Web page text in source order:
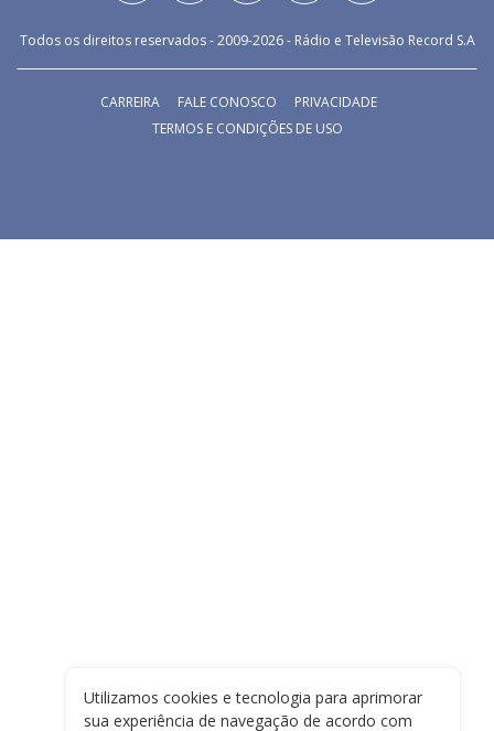
Todos os direitos reservados - 2009-2026- Rádio e Televisão Record S.A
CARREIRA FALE CONOSCO
PRIVACIDADE
TERMOS E CONDIÇÕES DE USO
Utilizamos cookies e tecnologia para aprimorar
sua experiência de navegação de acordo com